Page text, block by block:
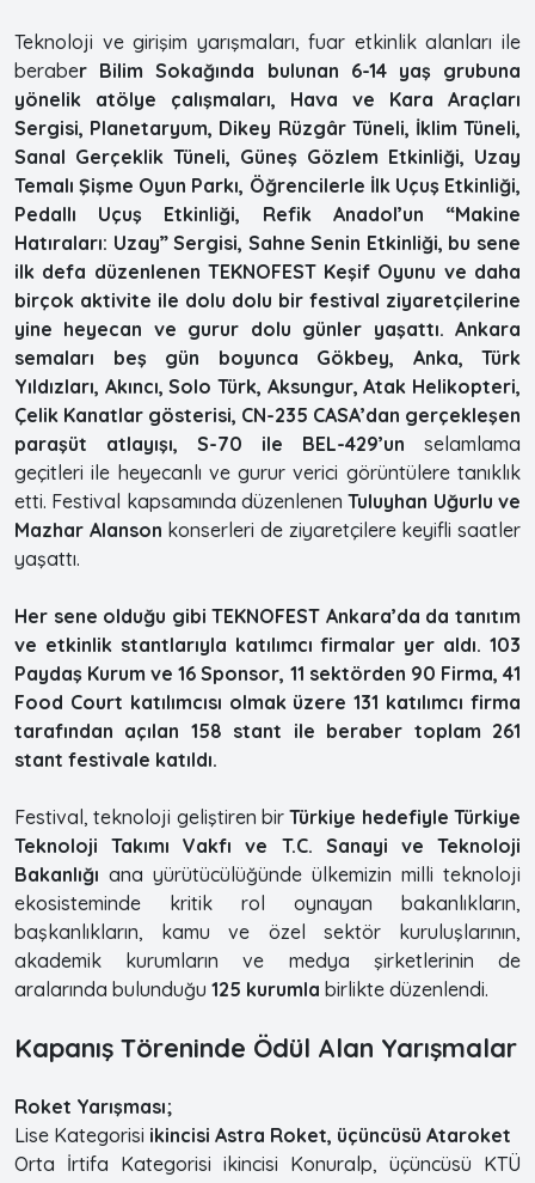
Teknoloji ve girişim yarışmaları, fuar etkinlik alanları ile
beraber Bilim Sokağında bulunan 6-14 yaş grubuna
yönelik atölye çalışmaları, Hava ve Kara Araçları
Sergisi, Planetaryum, Dikey Rüzgâr Tüneli, İklim Tüneli,
Sanal Gerçeklik Tüneli, Güneş Gözlem Etkinliği, Uzay
Temalı Şişme Oyun Parkı, Öğrencilerle İlk Uçuş Etkinliği,
Pedallı Uçuş Etkinliği, Refik Anadol’un “Makine
Hatıraları: Uzay” Sergisi, Sahne Senin Etkinliği, bu sene
ilk defa düzenlenen TEKNOFEST Keşif Oyunu ve daha
birçok aktivite ile dolu dolu bir festival ziyaretçilerine
yine heyecan ve gurur dolu günler yaşattı. Ankara
semaları beş gün boyunca Gökbey, Anka, Türk
Yıldızları, Akıncı, Solo Türk, Aksungur, Atak Helikopteri,
Çelik Kanatlar gösterisi, CN-235 CASA’dan gerçekleşen
paraşüt atlayışı, S-70 ile BEL-429’un selamlama
geçitleri ile heyecanlı ve gurur verici görüntülere tanıklık
etti. Festival kapsamında düzenlenenTuluyhan Uğurlu ve
Mazhar Alanson konserleri de ziyaretçilere keyifli saatler
yaşattı.
Her sene olduğu gibi TEKNOFEST Ankara’da da tanıtım
ve etkinlik stantlarıyla katılımcı firmalar yer aldı. 103
Paydaş Kurum ve 16 Sponsor, 11 sektörden 90 Firma, 41
Food Court katılımcısı olmak üzere 131 katılımcı firma
tarafından açılan 158 stant ile beraber toplam 261
stant festivale katıldı.
Festival, teknoloji geliştiren bir Türkiye hedefiyle Türkiye
Teknoloji Takımı Vakfı ve T.C. Sanayi ve Teknoloji
Bakanlığı ana yürütücülüğünde ülkemizin milli teknoloji
ekosisteminde kritik rol oynayan bakanlıkların,
başkanlıkların, kamu ve özel sektör kuruluşlarının,
akademik kurumların ve medya şirketlerinin de
aralarında bulunduğu 125 kurumla birlikte düzenlendi.
Kapanış Töreninde Ödül Alan Yarışmalar
Roket Yarışması;
Lise Kategorisi ikincisi Astra Roket, üçüncüsü Ataroket
Orta İrtifa Kategorisi ikincisi Konuralp, üçüncüsü KTÜ